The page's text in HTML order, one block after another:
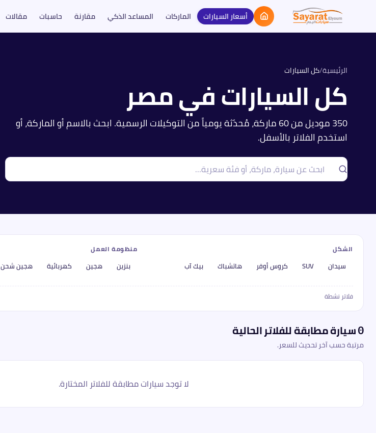
أسعار السيارات الماركات المساعد الذكي مقارنة حاسبات مقالات
الرئيسية/كل السيارات
كل السيارات في مصر
350موديل من60ماركة، مُحدّثة يومياً من التوكيلات الرسمية. ابحث بالاسم أو الماركة، أو
استخدم الفلاتر بالأسفل.
الشكل
سيدان SUV كروس أوفر هاتشباك بيك آب
منظومة العمل
بنزين هجين كهربائية هجين شحن
فلاتر نشطة
0سيارة مطابقة للفلاتر الحالية
مرتبة حسب آخر تحديث للسعر.
لا توجد سيارات مطابقة للفلاتر المختارة.